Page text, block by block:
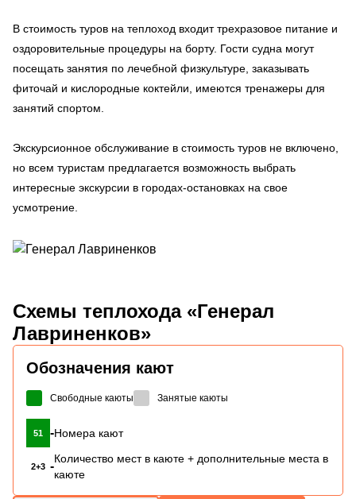
В стоимость туров на теплоход входит трехразовое питание и
оздоровительные процедуры на борту. Гости судна могут
посещать занятия по лечебной физкультуре, заказывать
фиточай и кислородные коктейли, имеются тренажеры для
занятий спортом.
Экскурсионное обслуживание в стоимость туров не включено,
но всем туристам предлагается возможность выбрать
интересные экскурсии в городах-остановках на свое
усмотрение.
Схемы теплохода «Генерал
Лавриненков»
Обозначения кают
Свободные каюты Занятые каюты
51 -Номера кают
2+3 -
Количество мест в каюте + дополнительные места в
каюте